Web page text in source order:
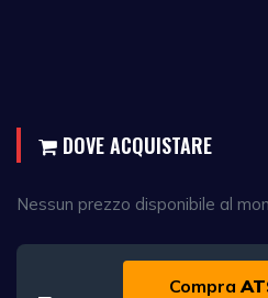
DOVE ACQUISTARE
Nessun prezzo disponibile al
Compra